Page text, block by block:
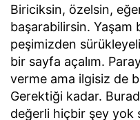
Biriciksin, özelsin,
başarabilirsin. Yaşam
peşimizden
bir sayfa açalım.
verme ama ilgisiz de
Gerektiği kadar.
değerli hiçbir şey yok